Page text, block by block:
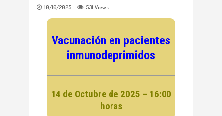
10/10/2025 531 Views
Vacunación en pacientes
inmunodeprimidos
14 de Octubre de 2025 – 16:00
horas